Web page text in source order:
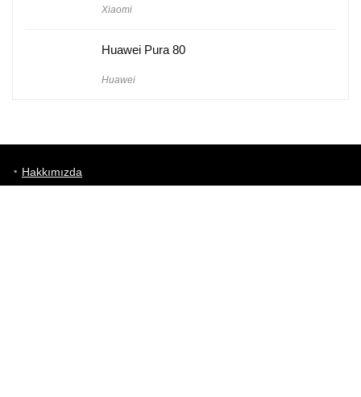
Xiaomi
Huawei Pura 80
Huawei
Hakkımızda